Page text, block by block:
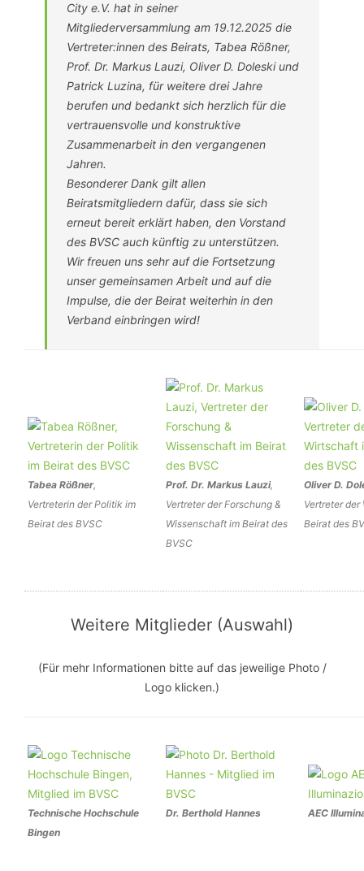
City e.V. hat in seiner
Mitgliederversammlung am 19.12.2025 die
Vertreter:innen des Beirats, Tabea Rößner,
Prof. Dr. Markus Lauzi, Oliver D. Doleski und
Patrick Luzina, für weitere drei Jahre
berufen und bedankt sich herzlich für die
vertrauensvolle und konstruktive
Zusammenarbeit in den vergangenen
Jahren.
Besonderer Dank gilt allen
Beiratsmitgliedern dafür, dass sie sich
erneut bereit erklärt haben, den Vorstand
des BVSC auch künftig zu unterstützen.
Wir freuen uns sehr auf die Fortsetzung
unser gemeinsamen Arbeit und auf die
Impulse, die der Beirat weiterhin in den
Verband einbringen wird!
Tabea Rößner,
Vertreterin der Politik im
Beirat des BVSC
Prof. Dr. Markus Lauzi,
Vertreter der Forschung &
Wissenschaft im Beirat des
BVSC
Oliver D.
Vertreter der
Beirat des
Weitere Mitglieder (Auswahl)
(Für mehr Informationen bitte auf das jeweilige Photo /
Logo klicken.)
Technische Hochschule
Bingen
Dr. Berthold Hannes AEC